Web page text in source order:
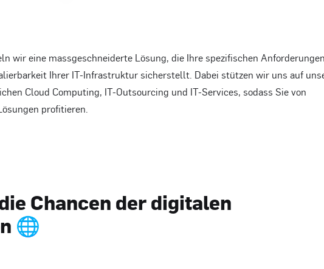
wir eine massgeschneiderte Lösung, die Ihre spezifischen
Ihrer IT-Infrastruktur sicherstellt. Dabei stützen wir uns auf
Cloud Computing, IT-Outsourcing und IT-Services, sodass Sie von
profitieren.
Chancen der digitalen
🌐